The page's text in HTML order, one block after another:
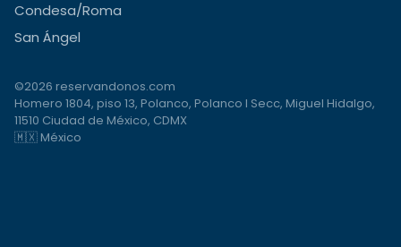
Condesa/Roma
San Ángel
©2026 reservandonos.com
Homero 1804, piso 13, Polanco, Polanco I Secc, Miguel Hidalgo,
11510 Ciudad de México, CDMX
🇲🇽 México